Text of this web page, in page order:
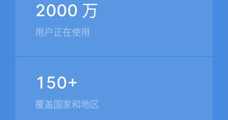
2000 万
用户正在使用
150+
覆盖国家和地区